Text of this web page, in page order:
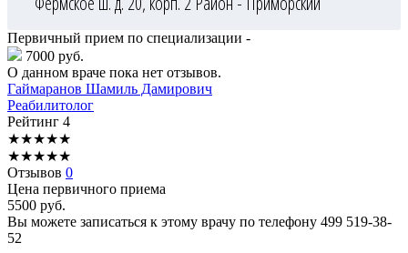
Первичный прием по специализации -
7000 руб.
О данном враче пока нет отзывов.
Гаймаранов Шамиль Дамирович
Реабилитолог
Рейтинг 4
★★★★★
★★★★★
Отзывов 0
Цена первичного приема
5500 руб.
Вы можете записаться к этому врачу по телефону 499 519-38-
52